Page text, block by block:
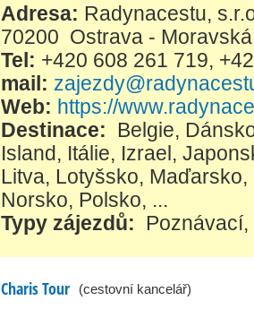
Adresa: Radynacestu,
70200 Ostrava -
Tel: +420 608 261 719,
mail:
Web: https://
Destinace:
Belgie,
Island, Itálie, Izrael,
Litva, Lotyšsko, Maďarsko,
Norsko, Polsko, ...
Typy zájezdů:
Poznávací,
Charis Tour (cestovní kancelář)